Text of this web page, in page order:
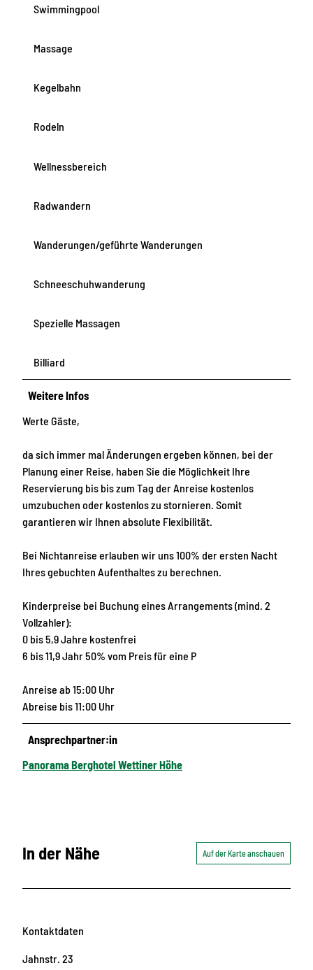
Swimmingpool
Massage
Kegelbahn
Rodeln
Wellnessbereich
Radwandern
Wanderungen/geführte Wanderungen
Schneeschuhwanderung
Spezielle Massagen
Billiard
Weitere Infos
Werte Gäste,
da sich immer mal Änderungen ergeben können, bei der
Planung einer Reise, haben Sie die Möglichkeit Ihre
Reservierung bis bis zum Tag der Anreise kostenlos
umzubuchen oder kostenlos zu stornieren. Somit
garantieren wir Ihnen absolute Flexibilität.
Bei Nichtanreise erlauben wir uns 100% der ersten Nacht
Ihres gebuchten Aufenthaltes zu berechnen.
Kinderpreise bei Buchung eines Arrangements (mind. 2
Vollzahler):
0 bis 5,9 Jahre kostenfrei
6 bis 11,9 Jahr 50% vom Preis für eine P
Anreise ab 15:00 Uhr
Abreise bis 11:00 Uhr
Ansprechpartner:in
Panorama Berghotel Wettiner Höhe
In der Nähe Auf der Karte anschauen
Kontaktdaten
Jahnstr. 23